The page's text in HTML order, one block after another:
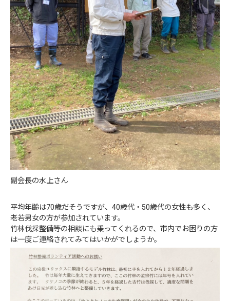
副会長の水上さん
平均年齢は70歳だそうですが、40歳代・50歳代の女性も多く、
老若男女の方が参加されています。
竹林伐採整備等の相談にも乗ってくれるので、市内でお困りの方
は一度ご連絡されてみてはいかがでしょうか。